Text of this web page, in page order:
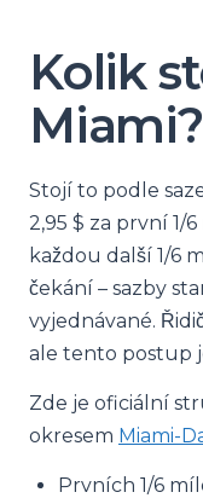
Kolik
Miami?
Stojí to podle
2,95 $ za první 1/
každou další 1/6
čekání – sazby
vyjednávané.
ale tento postup
Zde je oficiální
okresem Miami-
Prvních 1/6